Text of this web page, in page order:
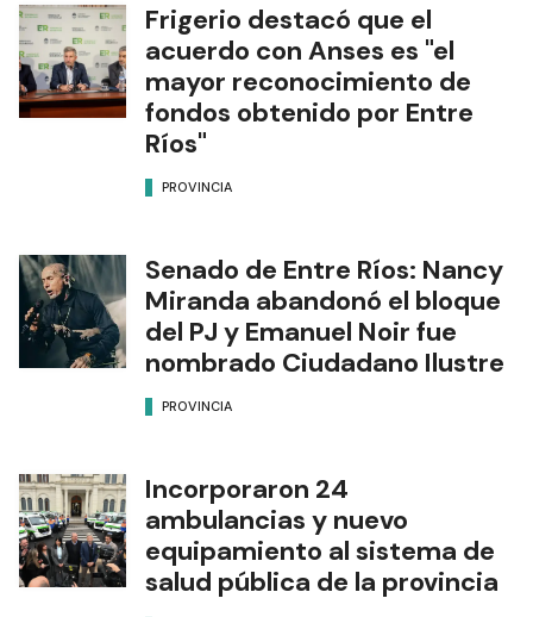
Frigerio destacó que el
acuerdo con Anses es "el
mayor reconocimiento de
fondos obtenido por Entre
Ríos"
PROVINCIA
Senado de Entre Ríos: Nancy
Miranda abandonó el bloque
del PJ y Emanuel Noir fue
nombrado Ciudadano Ilustre
PROVINCIA
Incorporaron 24
ambulancias y nuevo
equipamiento al sistema de
salud pública de la provincia